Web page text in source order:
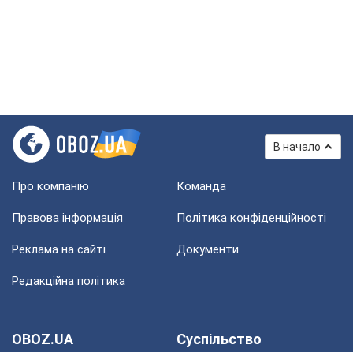
В начало
Про компанію Команда
Правова інформація Політика конфіденційності
Реклама на сайті Документи
Редакційна політика
OBOZ.UA
Суспільство